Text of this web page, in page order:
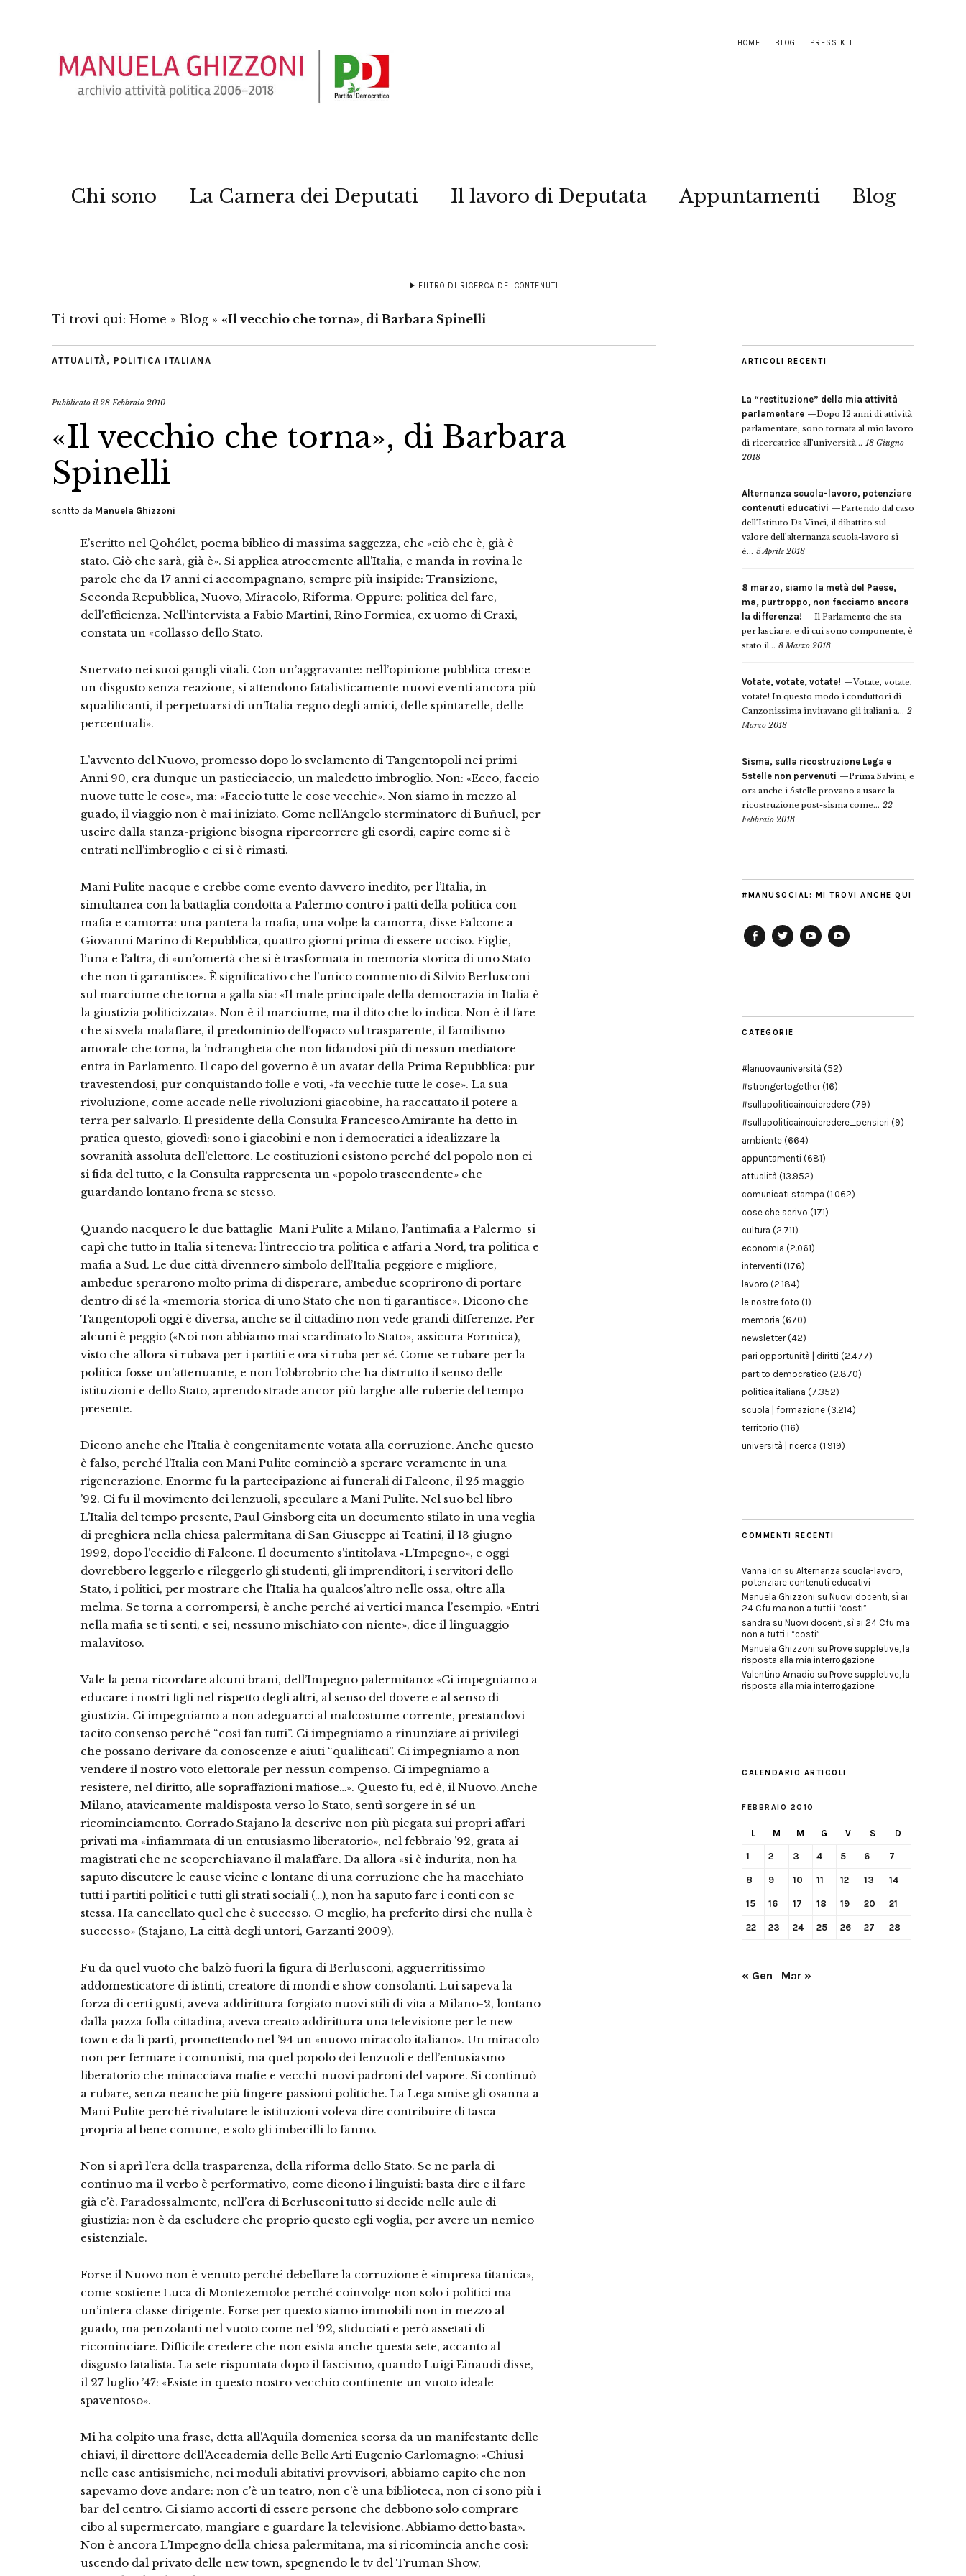
HOME BLOG PRESS KIT
Chi sono La Camera dei Deputati Il lavoro di Deputata Appuntamenti Blog
FILTRO DI RICERCA DEI CONTENUTI
Ti trovi qui: Home » Blog » «Il vecchio che torna», di Barbara Spinelli
ATTUALITÀ , POLITICA ITALIANA
Pubblicato il28 Febbraio 2010
«Il vecchio che torna», di Barbara
Spinelli
scritto da Manuela Ghizzoni
E’scritto nel Qohélet, poema biblico di massima saggezza, che «ciò che è, già è
stato. Ciò che sarà, già è». Si applica atrocemente all’Italia, e manda in rovina le
parole che da 17 anni ci accompagnano, sempre più insipide: Transizione,
Seconda Repubblica, Nuovo, Miracolo, Riforma. Oppure: politica del fare,
dell’efficienza. Nell’intervista a Fabio Martini, Rino Formica, ex uomo di Craxi,
constata un «collasso dello Stato.
Snervato nei suoi gangli vitali. Con un’aggravante: nell’opinione pubblica cresce
un disgusto senza reazione, si attendono fatalisticamente nuovi eventi ancora più
squalificanti, il perpetuarsi di un’Italia regno degli amici, delle spintarelle, delle
percentuali».
L’avvento del Nuovo, promesso dopo lo svelamento di Tangentopoli nei primi
Anni 90, era dunque un pasticciaccio, un maledetto imbroglio. Non: «Ecco, faccio
nuove tutte le cose», ma: «Faccio tutte le cose vecchie». Non siamo in mezzo al
guado, il viaggio non è mai iniziato. Come nell’Angelo sterminatore di Buñuel, per
uscire dalla stanza-prigione bisogna ripercorrere gli esordi, capire come si è
entrati nell’imbroglio e ci si è rimasti.
Mani Pulite nacque e crebbe come evento davvero inedito, per l’Italia, in
simultanea con la battaglia condotta a Palermo contro i patti della politica con
mafia e camorra: una pantera la mafia, una volpe la camorra, disse Falcone a
Giovanni Marino di Repubblica, quattro giorni prima di essere ucciso. Figlie,
l’una e l’altra, di «un’omertà che si è trasformata in memoria storica di uno Stato
che non ti garantisce». È significativo che l’unico commento di Silvio Berlusconi
sul marciume che torna a galla sia: «Il male principale della democrazia in Italia è
la giustizia politicizzata». Non è il marciume, ma il dito che lo indica. Non è il fare
che si svela malaffare, il predominio dell’opaco sul trasparente, il familismo
amorale che torna, la ’ndrangheta che non fidandosi più di nessun mediatore
entra in Parlamento. Il capo del governo è un avatar della Prima Repubblica: pur
travestendosi, pur conquistando folle e voti, «fa vecchie tutte le cose». La sua
rivoluzione, come accade nelle rivoluzioni giacobine, ha raccattato il potere a
terra per salvarlo. Il presidente della Consulta Francesco Amirante ha detto in
pratica questo, giovedì: sono i giacobini e non i democratici a idealizzare la
sovranità assoluta dell’elettore. Le costituzioni esistono perché del popolo non ci
si fida del tutto, e la Consulta rappresenta un «popolo trascendente» che
guardando lontano frena se stesso.
Quando nacquero le due battaglie ­ Mani Pulite a Milano, l’antimafia a Palermo ­ si
capì che tutto in Italia si teneva: l’intreccio tra politica e affari a Nord, tra politica e
mafia a Sud. Le due città divennero simbolo dell’Italia peggiore e migliore,
ambedue sperarono molto prima di disperare, ambedue scoprirono di portare
dentro di sé la «memoria storica di uno Stato che non ti garantisce». Dicono che
Tangentopoli oggi è diversa, anche se il cittadino non vede grandi differenze. Per
alcuni è peggio («Noi non abbiamo mai scardinato lo Stato», assicura Formica),
visto che allora si rubava per i partiti e ora si ruba per sé. Come se rubare per la
politica fosse un’attenuante, e non l’obbrobrio che ha distrutto il senso delle
istituzioni e dello Stato, aprendo strade ancor più larghe alle ruberie del tempo
presente.
Dicono anche che l’Italia è congenitamente votata alla corruzione. Anche questo
è falso, perché l’Italia con Mani Pulite cominciò a sperare veramente in una
rigenerazione. Enorme fu la partecipazione ai funerali di Falcone, il 25 maggio
’92. Ci fu il movimento dei lenzuoli, speculare a Mani Pulite. Nel suo bel libro
L’Italia del tempo presente, Paul Ginsborg cita un documento stilato in una veglia
di preghiera nella chiesa palermitana di San Giuseppe ai Teatini, il 13 giugno
1992, dopo l’eccidio di Falcone. Il documento s’intitolava «L’Impegno», e oggi
dovrebbero leggerlo e rileggerlo gli studenti, gli imprenditori, i servitori dello
Stato, i politici, per mostrare che l’Italia ha qualcos’altro nelle ossa, oltre alla
melma. Se torna a corrompersi, è anche perché ai vertici manca l’esempio. «Entri
nella mafia se ti senti, e sei, nessuno mischiato con niente», dice il linguaggio
malavitoso.
Vale la pena ricordare alcuni brani, dell’Impegno palermitano: «Ci impegniamo a
educare i nostri figli nel rispetto degli altri, al senso del dovere e al senso di
giustizia. Ci impegniamo a non adeguarci al malcostume corrente, prestandovi
tacito consenso perché “così fan tutti”. Ci impegniamo a rinunziare ai privilegi
che possano derivare da conoscenze e aiuti “qualificati”. Ci impegniamo a non
vendere il nostro voto elettorale per nessun compenso. Ci impegniamo a
resistere, nel diritto, alle sopraffazioni mafiose…». Questo fu, ed è, il Nuovo. Anche
Milano, atavicamente maldisposta verso lo Stato, sentì sorgere in sé un
ricominciamento. Corrado Stajano la descrive non più piegata sui propri affari
privati ma «infiammata di un entusiasmo liberatorio», nel febbraio ’92, grata ai
magistrati che ne scoperchiavano il malaffare. Da allora «si è indurita, non ha
saputo discutere le cause vicine e lontane di una corruzione che ha macchiato
tutti i partiti politici e tutti gli strati sociali (…), non ha saputo fare i conti con se
stessa. Ha cancellato quel che è successo. O meglio, ha preferito dirsi che nulla è
successo» (Stajano, La città degli untori, Garzanti 2009).
Fu da quel vuoto che balzò fuori la figura di Berlusconi, agguerritissimo
addomesticatore di istinti, creatore di mondi e show consolanti. Lui sapeva la
forza di certi gusti, aveva addirittura forgiato nuovi stili di vita a Milano-2, lontano
dalla pazza folla cittadina, aveva creato addirittura una televisione per le new
town e da lì partì, promettendo nel ’94 un «nuovo miracolo italiano». Un miracolo
non per fermare i comunisti, ma quel popolo dei lenzuoli e dell’entusiasmo
liberatorio che minacciava mafie e vecchi-nuovi padroni del vapore. Si continuò
a rubare, senza neanche più fingere passioni politiche. La Lega smise gli osanna a
Mani Pulite perché rivalutare le istituzioni voleva dire contribuire di tasca
propria al bene comune, e solo gli imbecilli lo fanno.
Non si aprì l’era della trasparenza, della riforma dello Stato. Se ne parla di
continuo ma il verbo è performativo, come dicono i linguisti: basta dire e il fare
già c’è. Paradossalmente, nell’era di Berlusconi tutto si decide nelle aule di
giustizia: non è da escludere che proprio questo egli voglia, per avere un nemico
esistenziale.
Forse il Nuovo non è venuto perché debellare la corruzione è «impresa titanica»,
come sostiene Luca di Montezemolo: perché coinvolge non solo i politici ma
un’intera classe dirigente. Forse per questo siamo immobili non in mezzo al
guado, ma penzolanti nel vuoto come nel ’92, sfiduciati e però assetati di
ricominciare. Difficile credere che non esista anche questa sete, accanto al
disgusto fatalista. La sete rispuntata dopo il fascismo, quando Luigi Einaudi disse,
il 27 luglio ’47: «Esiste in questo nostro vecchio continente un vuoto ideale
spaventoso».
Mi ha colpito una frase, detta all’Aquila domenica scorsa da un manifestante delle
chiavi, il direttore dell’Accademia delle Belle Arti Eugenio Carlomagno: «Chiusi
nelle case antisismiche, nei moduli abitativi provvisori, abbiamo capito che non
sapevamo dove andare: non c’è un teatro, non c’è una biblioteca, non ci sono più i
bar del centro. Ci siamo accorti di essere persone che debbono solo comprare
cibo al supermercato, mangiare e guardare la televisione. Abbiamo detto basta».
Non è ancora L’Impegno della chiesa palermitana, ma si ricomincia anche così:
uscendo dal privato delle new town, spegnendo le tv del Truman Show,
ARTICOLI RECENTI
La “restituzione” della mia attività
parlamentare
Dopo 12 anni di attività
parlamentare, sono tornata al mio lavoro
di ricercatrice all’università... 18 Giugno
2018
Alternanza scuola-lavoro, potenziare
contenuti educativi
Partendo dal caso
dell’Istituto Da Vinci, il dibattito sul
valore dell’alternanza scuola-lavoro si
è... 5 Aprile 2018
8 marzo, siamo la metà del Paese,
ma, purtroppo, non facciamo ancora
la differenza!
Il Parlamento che sta
per lasciare, e di cui sono componente, è
stato il... 8 Marzo 2018
Votate, votate, votate!
Votate, votate,
votate! In questo modo i conduttori di
Canzonissima invitavano gli italiani a... 2
Marzo 2018
Sisma, sulla ricostruzione Lega e
5stelle non pervenuti
Prima Salvini, e
ora anche i 5stelle provano a usare la
ricostruzione post-sisma come... 22
Febbraio 2018
#MANUSOCIAL: MI TROVI ANCHE QUI
CATEGORIE
#lanuovauniversità (52)
#strongertogether(16)
#sullapoliticaincuicredere (79)
#sullapoliticaincuicredere_pensieri (9)
ambiente (664)
appuntamenti (681)
attualità (13.952)
comunicati stampa (1.062)
cose che scrivo (171)
cultura (2.711)
economia (2.061)
interventi (176)
lavoro (2.184)
le nostre foto (1)
memoria (670)
newsletter(42)
pari opportunità | diritti (2.477)
partito democratico (2.870)
politica italiana (7.352)
scuola | formazione (3.214)
territorio (116)
università | ricerca (1.919)
COMMENTI RECENTI
Vanna Iori su Alternanza scuola-lavoro,
potenziare contenuti educativi
Manuela Ghizzoni su Nuovi docenti, sì ai
24 Cfu ma non a tutti i “costi”
sandra su Nuovi docenti, sì ai 24 Cfu ma
non a tutti i “costi”
Manuela Ghizzoni su Prove suppletive, la
risposta alla mia interrogazione
Valentino Amadio su Prove suppletive, la
risposta alla mia interrogazione
CALENDARIO ARTICOLI
FEBBRAIO 2010
L M M G V S D
1 2 3 4 5 6 7
8 9 10 11 12 13 14
15 16 17 18 19 20 21
22 23 24 25 26 27 28
« Gen Mar »